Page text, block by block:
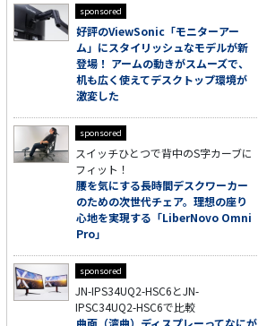
sponsored
好評のViewSonic「モニターアー
ム」にスタイリッシュなモデルが新
登場！ アームの動きがスムーズで、
机も広く使えてデスクトップ環境が
激変した
sponsored
スイッチひとつで背中のS字カーブに
フィット！
腰を気にする長時間デスクワーカー
のための次世代チェア。理想の座り
心地を実現する「LiberNovo Omni
Pro」
sponsored
JN-IPS34UQ2-HSC6とJN-
IPSC34UQ2-HSC6で比較
曲面（湾曲）ディスプレーってなにが